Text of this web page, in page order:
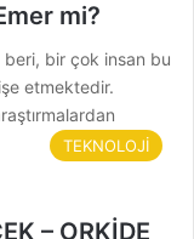
mi?
beri, bir çok insan bu
etmektedir.
TEKNOLOJİ
– ORKİDE